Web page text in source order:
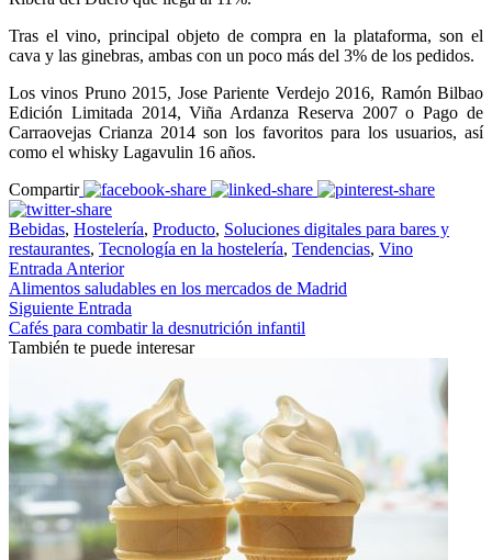
Tras el vino, principal objeto de compra en la plataforma, son el
cava y las ginebras, ambas con un poco más del 3% de los pedidos.
Los vinos Pruno 2015, Jose Pariente Verdejo 2016, Ramón Bilbao
Edición Limitada 2014, Viña Ardanza Reserva 2007 o Pago de
Carraovejas Crianza 2014 son los favoritos para los usuarios, así
como el whisky Lagavulin 16 años.
Compartir
Bebidas, Hostelería, Producto, Soluciones digitales para bares y
restaurantes, Tecnología en la hostelería, Tendencias, Vino
Entrada Anterior
Alimentos saludables en los mercados de Madrid
Siguiente Entrada
Cafés para combatir la desnutrición infantil
También te puede interesar